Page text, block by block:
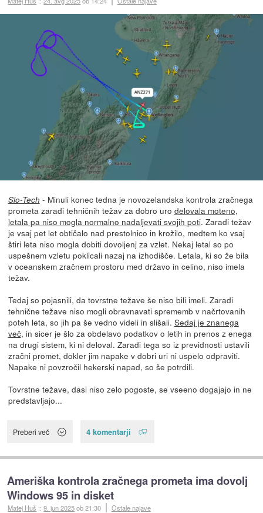
Slo-Tech - Minuli konec tedna je novozelandska kontrola zračnega
prometa zaradi tehničnih težav za dobro uro delovala moteno,
letala pa niso mogla normalno nadaljevati svojih poti. Zaradi težav
je vsaj pet let obtičalo nad prestolnico in krožilo, medtem ko vsaj
štiri leta niso mogla dobiti dovoljenj za vzlet. Nekaj letal so po
uspešnem vzletu poklicali nazaj na izhodišče. Letala, ki so že bila
v oceanskem zračnem prostoru med državo in celino, niso imela
težav.
Tedaj so pojasnili, da tovrstne težave še niso bili imeli. Zaradi
tehnične težave niso mogli obravnavati sprememb v načrtovanih
poteh leta, so jih pa še vedno videli in slišali. Sedaj je znanega
več, in sicer je šlo za obdelavo podatkov o letih in prenos z enega
na drugi sistem, ki ni deloval. Zaradi tega so iz previdnosti ustavili
zračni promet, dokler jim napake v dobri uri ni uspelo odpraviti.
Napake ni povzročil hekerski napad, so še potrdili.
Tovrstne težave, dasi niso zelo pogoste, se vseeno dogajajo in ne
predstavljajo...
Preberi več 4 komentarji
Ameriška kontrola zračnega prometa ima dovolj
Windows 95 in disket
Matej Huš ::9. jun 2025ob 21:30 Ostale najave